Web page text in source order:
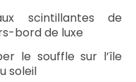
scintillantes de
bord de luxe
le souffle sur l’île
soleil